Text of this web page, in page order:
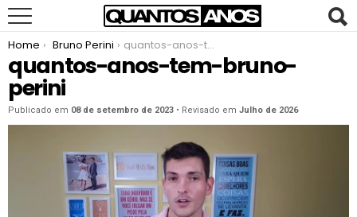
You are here:
Home Bruno Perini quantos-anos-tem-bruno-perini
quantos-anos-tem-bruno-
perini
Publicado em 08 de setembro de 2023 • Revisado em Julho de 2026